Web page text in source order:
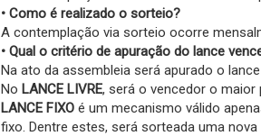
• Como é realizado o sorteio?
A contemplação via sorteio ocorre
• Qual o critério de apuração do lance
Na ato da assembleia será apurado o
No LANCE LIVRE, será o vencedor o
LANCE FIXO é um mecanismo válido
fixo. Dentre estes, será sorteada uma